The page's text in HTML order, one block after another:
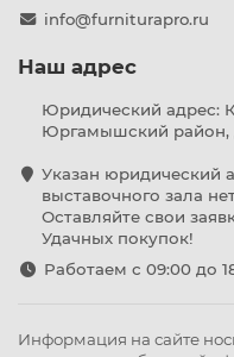
info@furniturapro.ru
Наш адрес
Юридический адрес:
Юргамышский район,
Указан юридический
выставочного зала
Оставляйте свои
Удачных покупок!
Работаем с 09:00 до
Информация на сайте